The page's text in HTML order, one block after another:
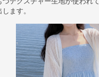
ます。